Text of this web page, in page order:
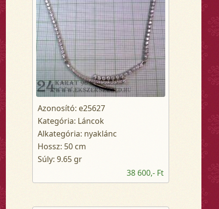
Azonosító: e25627
Kategória: Láncok
Alkategória: nyaklánc
Hossz: 50 cm
Súly: 9.65 gr
38 600,- Ft